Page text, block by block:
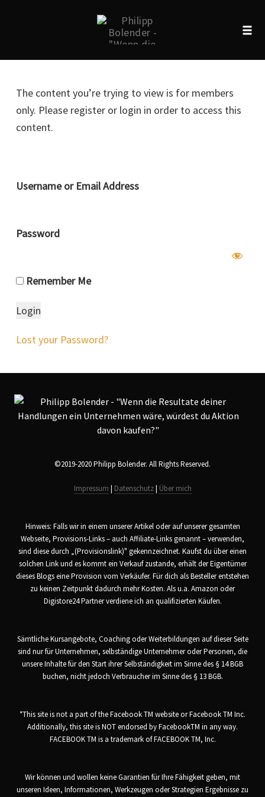
The content you’re trying to view is for members
only. Please register or login in order to access this
content.
Username or Email Address
Password
Remember Me
Lost your Password?
©2019-2020 Philipp Bolender. All Rights Reserved.
Impressum | Datenschutz| Über mich
Hinweis: Falls wir in einem unserer Artikel oder auf unserer gesamten
Webseite, Provisions-Links – auch Affiliate-Links genannt – verwenden,
sind diese durch „(Provisionslink)" gekennzeichnet. Kaufst du über einen
solchen Link und es kommt ein Verkauf zustande, erhält der Eigentümer
dieses Blogs eine Provision vom Verkäufer. Für dich als Besteller entstehen
zu keinen Zeitpunkt dadurch mehr Kosten. Als u.a. Amazon oder
Digistore24 Partner verdiene ich an qualifizierten Käufen.
Sämtliche Kursangebote, Coaching oder Weiterbildungen auf dieser Seite
sind nur für Unternehmen, selbständige Unternehmer oder Personen, die
unsere Inhalte für den Start ihrer Selbständigkeit im Sinne des § 14 BGB
buchen, nicht jedoch Verbraucher im Sinne des § 13 BGB.
*This site is not a part of the Facebook TM website or Facebook TM Inc.
Additionally, this site is NOT endorsed by FacebookTM in any way.
FACEBOOK TM is a trademark of FACEBOOK TM, Inc.
Wir können und wollen keine Garantien für Ihre Fähigkeit geben, mit
unseren Ideen, Informationen, Werkzeugen oder Strategien Ergebnisse zu